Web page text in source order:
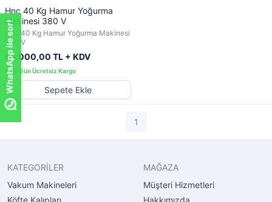
Hnc 40 Kg Hamur Yoğurma
Makinesi 380 V
Hnc 40 Kg Hamur Yoğurma Makinesi
380 V
66.000,00 TL + KDV
Sepete Ekle
1
KATEGORİLER
Vakum Makineleri
Köfte Kalıpları
MAĞAZA
Müşteri Hizmetleri
Hakkımızda
WhatsApp ile sor!